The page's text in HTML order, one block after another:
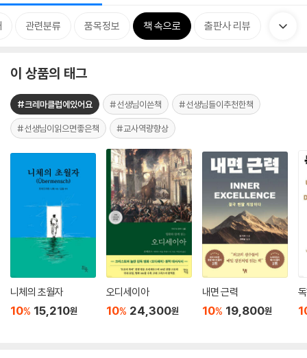
관련분류 품목정보 책 속으로 출판사 리뷰
이 상품의 태그
#크레마클럽에있어요 #선생님이쓴책 #선생님들이추천한책
#선생님이읽으면좋은책 #교사역량향상
니체의 초월자
10% 15,210원
오디세이아
10% 24,300원
내면 근력
10% 19,800원